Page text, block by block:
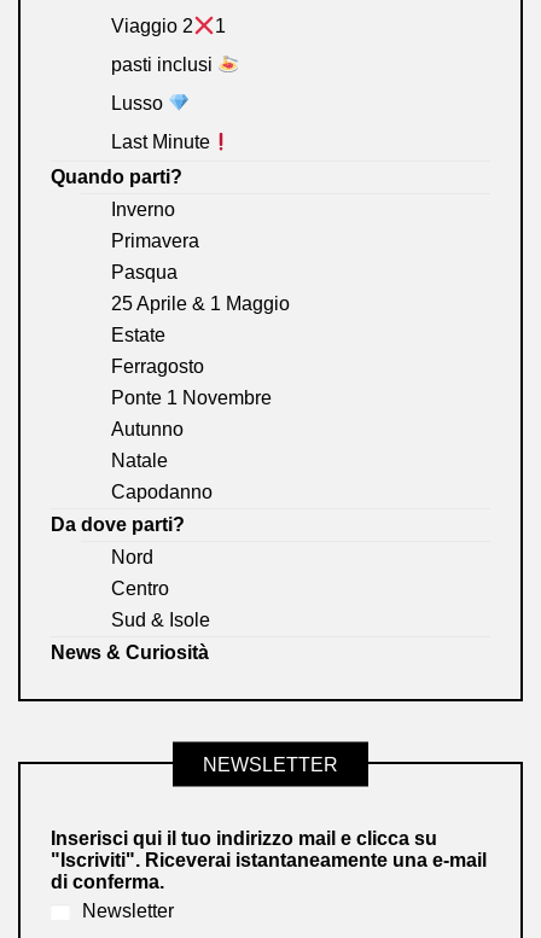
Viaggio 2
1
pasti inclusi
Lusso
Last Minute
Quando parti?
Inverno
Primavera
Pasqua
25 Aprile & 1 Maggio
Estate
Ferragosto
Ponte 1 Novembre
Autunno
Natale
Capodanno
Da dove parti?
Nord
Centro
Sud & Isole
News & Curiosità
NEWSLETTER
Inserisci qui il tuo indirizzo mail e clicca su
"Iscriviti". Riceverai istantaneamente una e-mail
di conferma.
Newsletter